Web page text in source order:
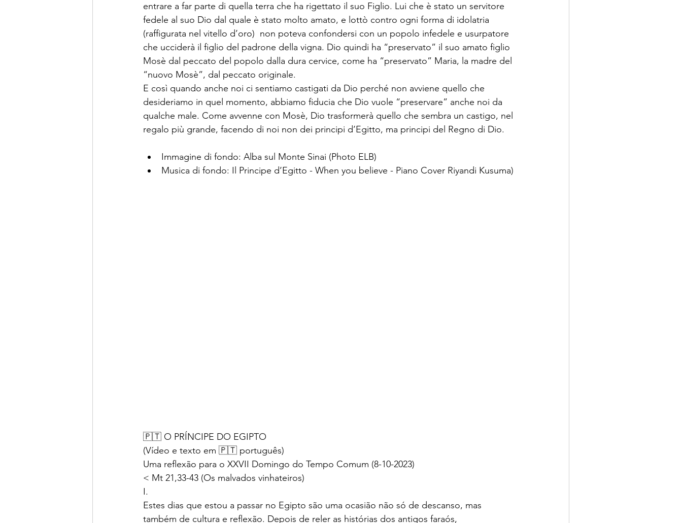
entrare a far parte di quella terra che ha rigettato il suo Figlio. Lui che è stato un servitore
fedele al suo Dio dal quale è stato molto amato, e lottò contro ogni forma di idolatria
(raffigurata nel vitello d’oro)  non poteva confondersi con un popolo infedele e usurpatore
che ucciderà il figlio del padrone della vigna. Dio quindi ha “preservato” il suo amato figlio
Mosè dal peccato del popolo dalla dura cervice, come ha “preservato” Maria, la madre del
“nuovo Mosè”, dal peccato originale.
E così quando anche noi ci sentiamo castigati da Dio perché non avviene quello che
desideriamo in quel momento, abbiamo fiducia che Dio vuole “preservare” anche noi da
qualche male. Come avvenne con Mosè, Dio trasformerà quello che sembra un castigo, nel
regalo più grande, facendo di noi non dei principi d’Egitto, ma principi del Regno di Dio.
Immagine di fondo: Alba sul Monte Sinai (Photo ELB)
Musica di fondo: Il Principe d’Egitto - When you believe - Piano Cover Riyandi Kusuma)
🇵🇹 O PRÍNCIPE DO EGIPTO
(Vídeo e texto em 🇵🇹 português)
Uma reflexão para o XXVII Domingo do Tempo Comum (8-10-2023)
< Mt 21,33-43 (Os malvados vinhateiros)
I.
Estes dias que estou a passar no Egipto são uma ocasião não só de descanso, mas
também de cultura e reflexão. Depois de reler as histórias dos antigos faraós,